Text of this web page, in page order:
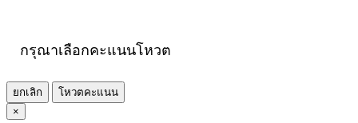
กรุณาเลือกคะแนนโหวต
ยกเลิก
โหวตคะแนน
×